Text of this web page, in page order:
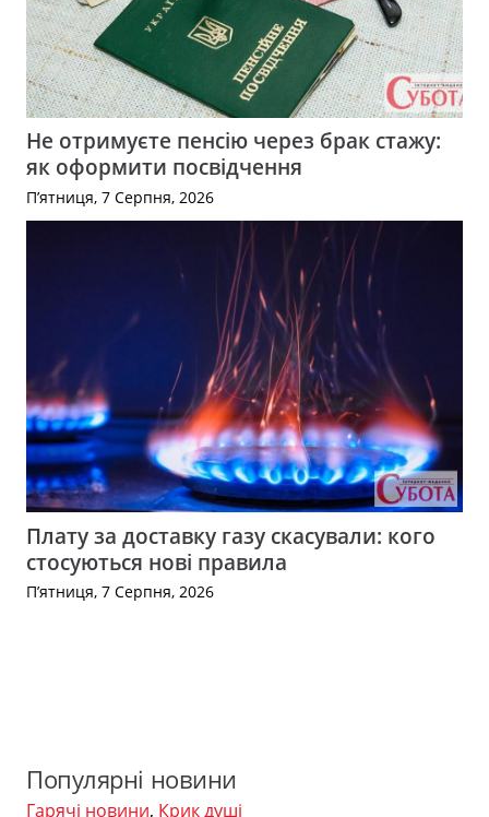
Не отримуєте пенсію через брак стажу:
як оформити посвідчення
П’ятниця, 7 Серпня, 2026
Плату за доставку газу скасували: кого
стосуються нові правила
П’ятниця, 7 Серпня, 2026
Популярні новини
Гарячі новини, Крик душі